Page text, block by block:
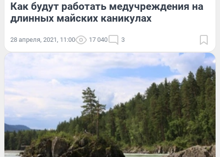
Как будут работать медучреждения на
длинных майских каникулах
28 апреля, 2021, 11:00 17 040 3